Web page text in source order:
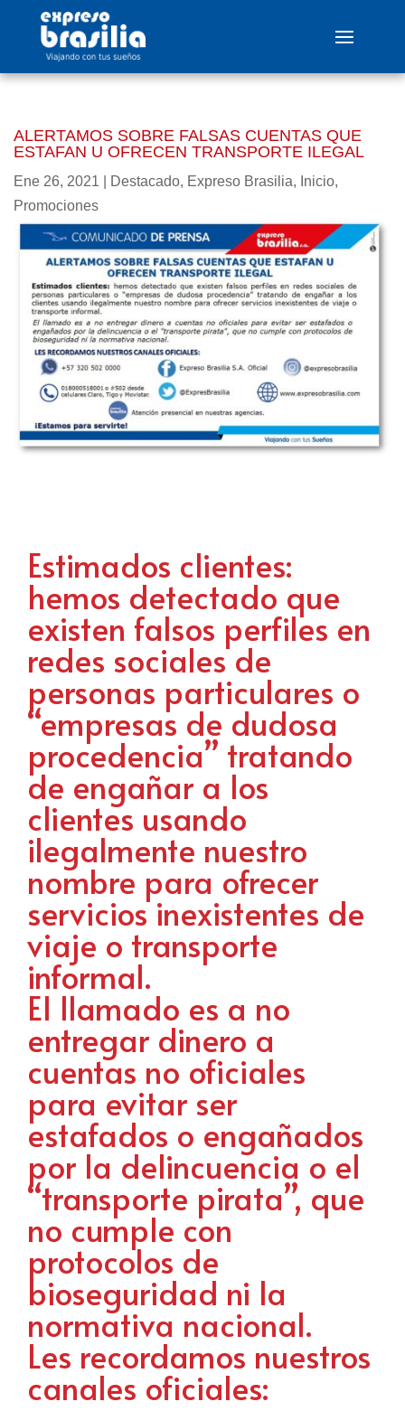
ALERTAMOS SOBRE FALSAS CUENTAS QUE
ESTAFAN U OFRECEN TRANSPORTE ILEGAL
Ene 26, 2021 Destacado, Expreso Brasilia, Inicio,
Promociones
Estimados clientes:
hemos detectado que
existen falsos perfiles en
redes sociales de
personas particulares o
“empresas de dudosa
procedencia” tratando
de engañar a los
clientes usando
ilegalmente nuestro
nombre para ofrecer
servicios inexistentes de
viaje o transporte
informal.
El llamado es a no
entregar dinero a
cuentas no oficiales
para evitar ser
estafados o engañados
por la delincuencia o el
“transporte pirata”, que
no cumple con
protocolos de
bioseguridad ni la
normativa nacional.
Les recordamos nuestros
canales oficiales: